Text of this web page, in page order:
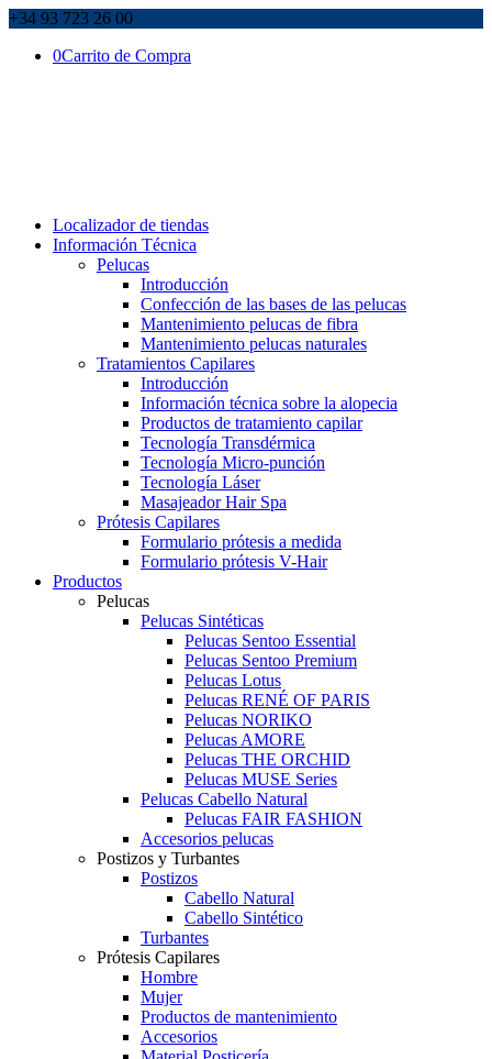
+34 93 723 26 00
0Carrito de Compra
Localizador de tiendas
Información Técnica
Pelucas
Introducción
Confección de las bases de las pelucas
Mantenimiento pelucas de fibra
Mantenimiento pelucas naturales
Tratamientos Capilares
Introducción
Información técnica sobre la alopecia
Productos de tratamiento capilar
Tecnología Transdérmica
Tecnología Micro-punción
Tecnología Láser
Masajeador Hair Spa
Prótesis Capilares
Formulario prótesis a medida
Formulario prótesis V-Hair
Productos
Pelucas
Pelucas Sintéticas
Pelucas Sentoo Essential
Pelucas Sentoo Premium
Pelucas Lotus
Pelucas RENÉ OF PARIS
Pelucas NORIKO
Pelucas AMORE
Pelucas THE ORCHID
Pelucas MUSE Series
Pelucas Cabello Natural
Pelucas FAIR FASHION
Accesorios pelucas
Postizos y Turbantes
Postizos
Cabello Natural
Cabello Sintético
Turbantes
Prótesis Capilares
Hombre
Mujer
Productos de mantenimiento
Accesorios